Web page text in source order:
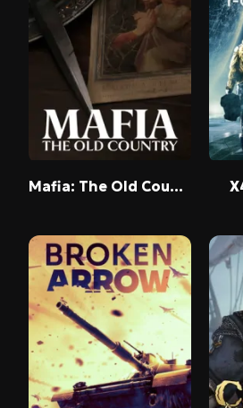
Mafia: The Old Country